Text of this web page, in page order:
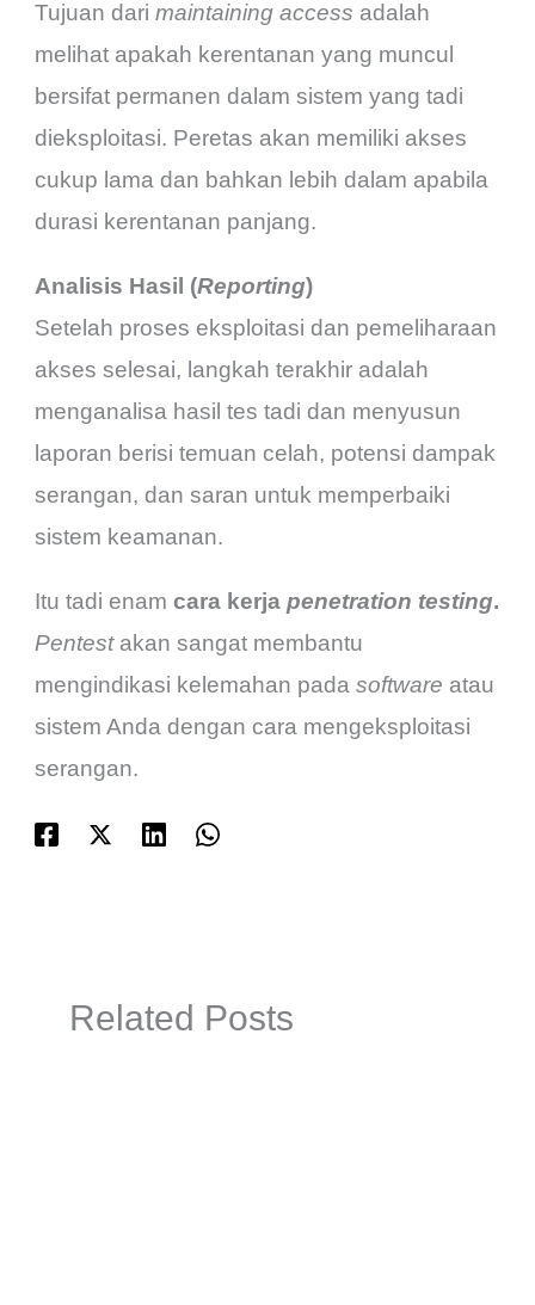
Tujuan darimaintaining access adalah
melihat apakah kerentanan yang muncul
bersifat permanen dalam sistem yang tadi
dieksploitasi. Peretas akan memiliki akses
cukup lama dan bahkan lebih dalam apabila
durasi kerentanan panjang.
Analisis Hasil (Reporting)
Setelah proses eksploitasi dan pemeliharaan
akses selesai, langkah terakhir adalah
menganalisa hasil tes tadi dan menyusun
laporan berisi temuan celah, potensi dampak
serangan, dan saran untuk memperbaiki
sistem keamanan.
Itu tadi enamcara kerjapenetration testing.
Pentest akan sangat membantu
mengindikasi kelemahan padasoftware atau
sistem Anda dengan cara mengeksploitasi
serangan.
Related Posts